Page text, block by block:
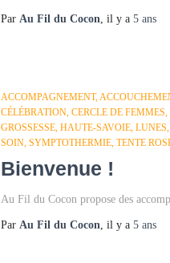
Par Au Fil du Cocon, il y a 5 ans
ACCOMPAGNEMENT
CÉLÉBRATION CERCLE DE FEMMES
GROSSESSE HAUTE-SAVOIE LUNES
SOIN SYMPTOTHERMIE TENTE
Bienvenue !
Au Fil du Cocon propose des
Par Au Fil du Cocon, il y a 5 ans